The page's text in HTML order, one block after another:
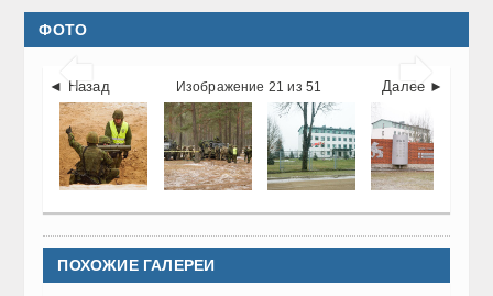
ФОТО
 
◄ Назад Далее ►
Изображение 21 из 51
ПОХОЖИЕ ГАЛЕРЕИ